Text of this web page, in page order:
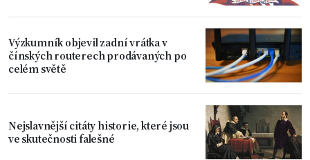
Výzkumník objevil zadní vrátka v
čínských routerech prodávaných po
celém světě
Nejslavnější citáty historie, které jsou
ve skutečnosti falešné